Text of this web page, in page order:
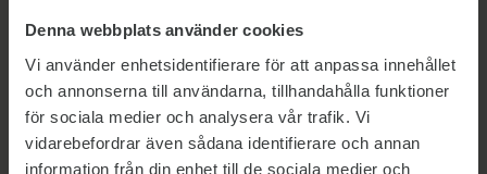
Denna webbplats använder cookies
Vi använder enhetsidentifierare för att anpassa innehållet
och annonserna till användarna, tillhandahålla funktioner
för sociala medier och analysera vår trafik. Vi
vidarebefordrar även sådana identifierare och annan
information från din enhet till de sociala medier och